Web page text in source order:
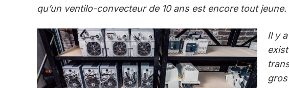
qu’un ventilo-convecteur de 10 ans est encore tout jeune.
Il y